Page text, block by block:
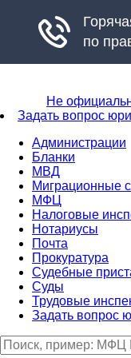
Не
Задать вопрос
Администрации
Бланки
МВД
Миграционные
МФЦ
Налоговые
Нотариусы
Почта
Прокуратура
Судебные
Суды
Трудовые
Задать вопрос